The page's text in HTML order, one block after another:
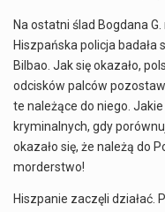
Na ostatni ślad Bogdana
Hiszpańska policja
Bilbao. Jak się okazało,
odcisków palców
te należące do niego.
kryminalnych, gdy
okazało się, że należą do
morderstwo!
Hiszpanie zaczęli działać.